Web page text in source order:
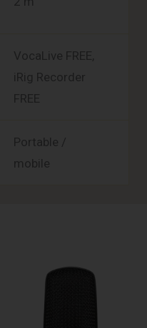
VocaLive FREE,
iRig Recorder
FREE
Portable /
mobile